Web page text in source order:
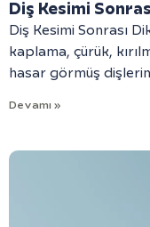
Diş Kesimi
Diş Kesimi Sonrası
kaplama, çürük,
hasar görmüş
Devamı »